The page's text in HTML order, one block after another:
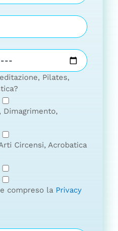
Pilates,
Dimagrimento,
Circensi, Acrobatica
compreso la Privacy